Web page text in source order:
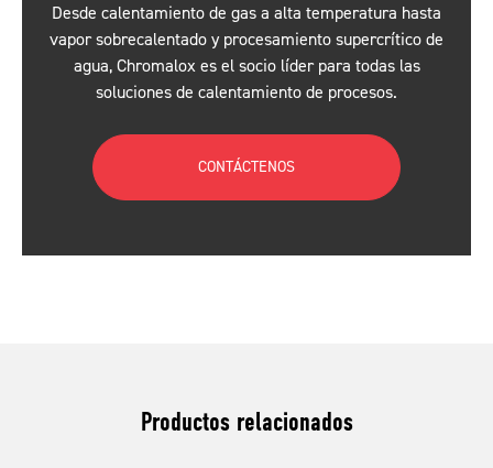
Desde calentamiento de gas a alta temperatura hasta
vapor sobrecalentado y procesamiento supercrítico de
agua, Chromalox es el socio líder para todas las
soluciones de calentamiento de procesos.
CONTÁCTENOS
Productos relacionados